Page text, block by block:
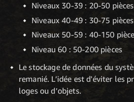
Niveaux 30-39 : 20-50 pièces
Niveaux 40-49 : 30-75 pièces
Niveaux 50-59 : 40-150
Niveau 60 : 50-200 pièces
Le stockage de données du
remanié. L’idée est d'éviter les
loges ou d’objets.